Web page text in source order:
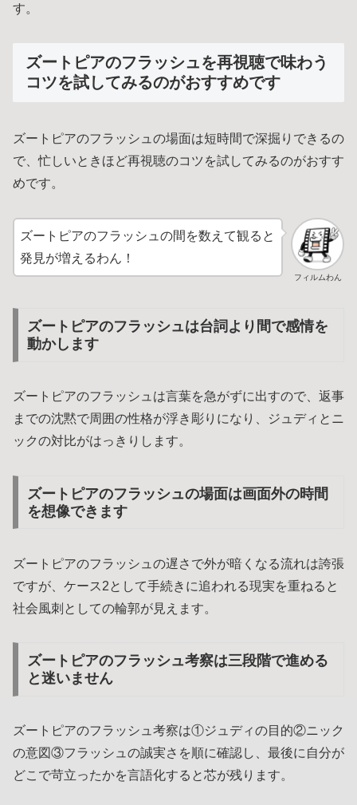
す。
ズートピアのフラッシュを再視聴で味わう
コツを試してみるのがおすすめです
ズートピアのフラッシュの場面は短時間で深掘りできるの
で、忙しいときほど再視聴のコツを試してみるのがおすす
めです。
フィルムわん
ズートピアのフラッシュの間を数えて観ると
発見が増えるわん！
ズートピアのフラッシュは台詞より間で感情を
動かします
ズートピアのフラッシュは言葉を急がずに出すので、返事
までの沈黙で周囲の性格が浮き彫りになり、ジュディとニ
ックの対比がはっきりします。
ズートピアのフラッシュの場面は画面外の時間
を想像できます
ズートピアのフラッシュの遅さで外が暗くなる流れは誇張
ですが、ケース2として手続きに追われる現実を重ねると
社会風刺としての輪郭が見えます。
ズートピアのフラッシュ考察は三段階で進める
と迷いません
ズートピアのフラッシュ考察は①ジュディの目的②ニック
の意図③フラッシュの誠実さを順に確認し、最後に自分が
どこで苛立ったかを言語化すると芯が残ります。